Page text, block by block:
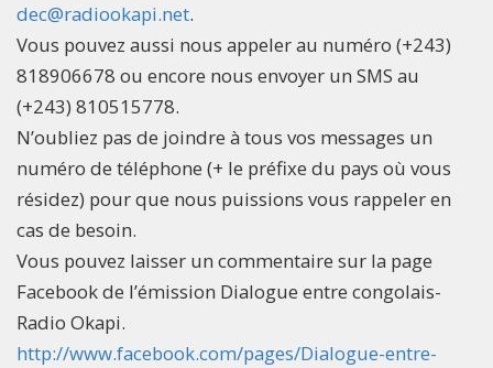
dec@radiookapi.net.
Vous pouvez aussi nous appeler au numéro (+243)
818906678 ou encore nous envoyer un SMS au
(+243) 810515778.
N’oubliez pas de joindre à tous vos messages un
numéro de téléphone (+ le préfixe du pays où vous
résidez) pour que nous puissions vous rappeler en
cas de besoin.
Vous pouvez laisser un commentaire sur la page
Facebook de l’émission Dialogue entre congolais-
Radio Okapi.
http://www.facebook.com/pages/Dialogue-entre-